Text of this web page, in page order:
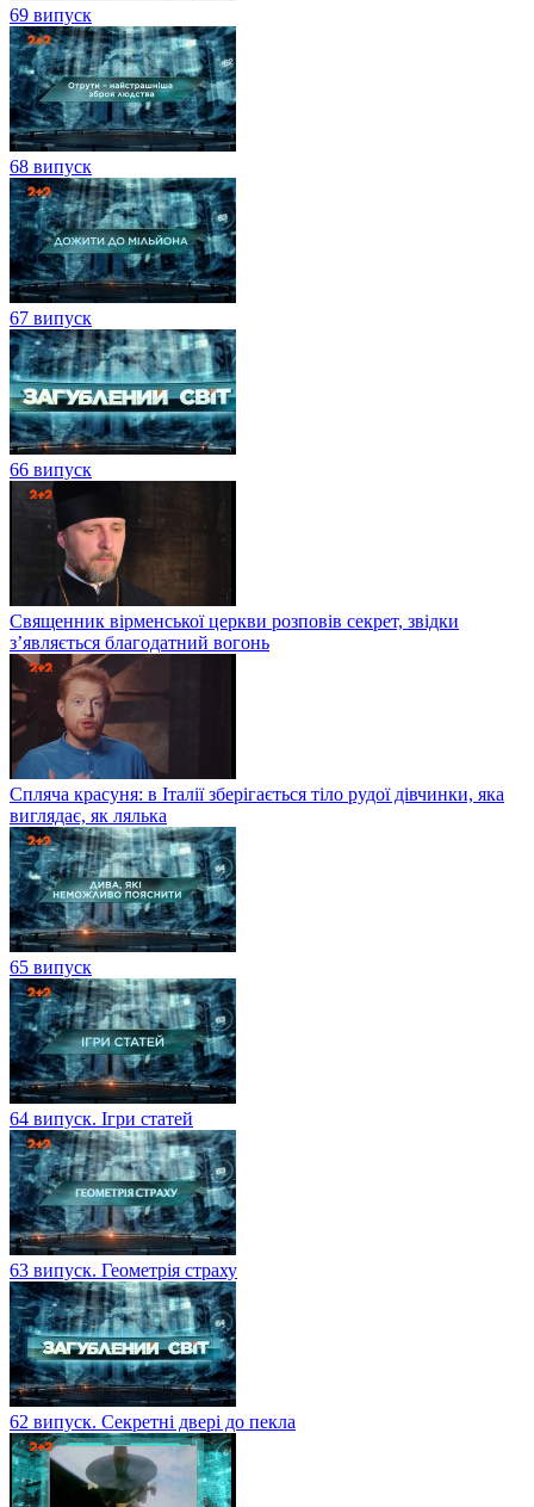
69 випуск
68 випуск
67 випуск
66 випуск
Священник вірменської церкви розповів секрет, звідки
з’являється благодатний вогонь
Спляча красуня: в Італії зберігається тіло рудої дівчинки, яка
виглядає, як лялька
65 випуск
64 випуск. Ігри статей
63 випуск. Геометрія страху
62 випуск. Секретні двері до пекла